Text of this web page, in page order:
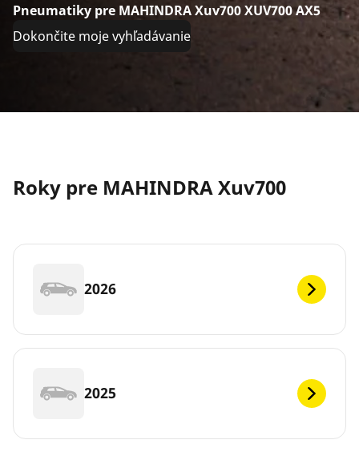
Pneumatiky pre MAHINDRA Xuv700 XUV700 AX5
Dokončite moje vyhľadávanie
Roky pre MAHINDRA Xuv700
2026
2025